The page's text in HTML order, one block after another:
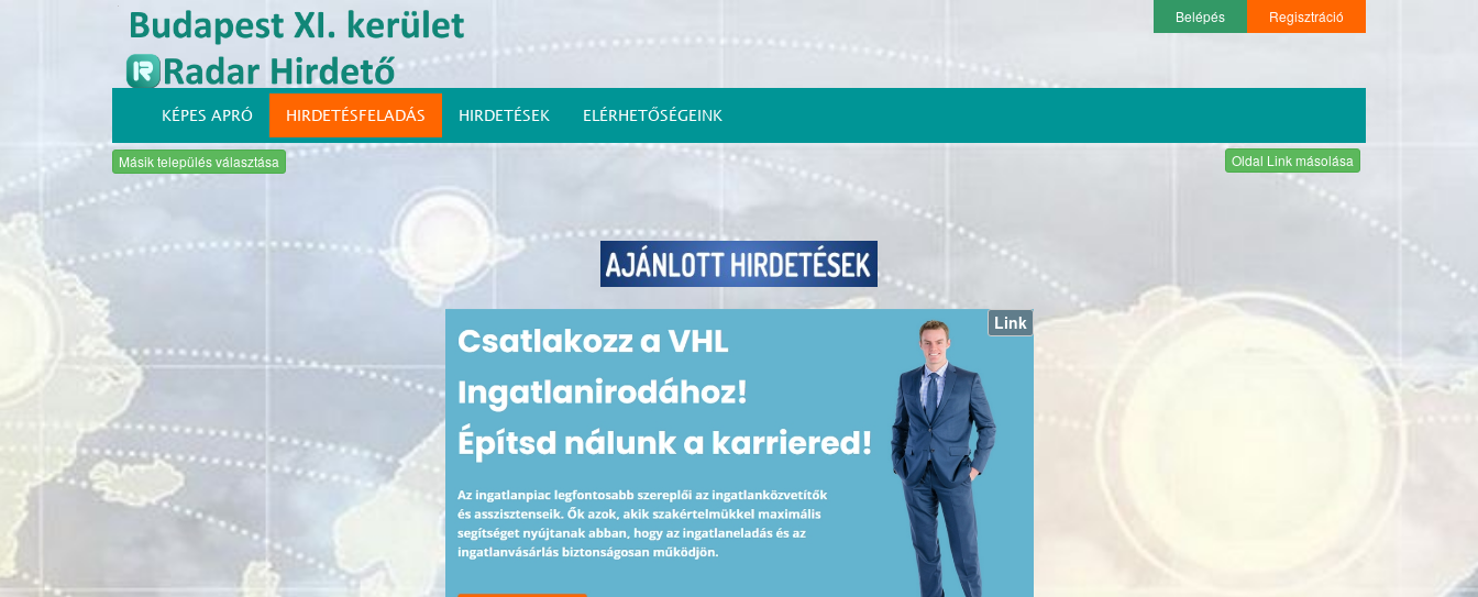
Belépés Regisztráció
KÉPES APRÓ HIRDETÉSFELADÁS HIRDETÉSEK ELÉRHETŐSÉGEINK
Másik település választása Oldal Link másolása
Bemutatkozás
Link